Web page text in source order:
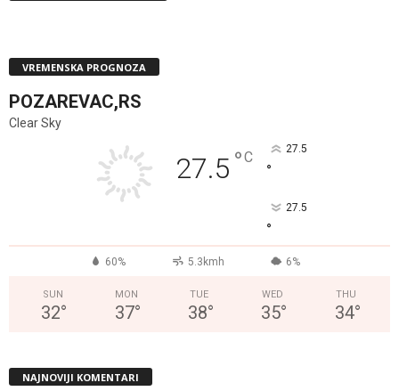
VREMENSKA PROGNOZA
POZAREVAC,RS
Clear Sky
27.5 °C 27.5
°
27.5
°
60% 5.3kmh 6%
SUN
32°
MON
37°
TUE
38°
WED
35°
THU
34°
NAJNOVIJI KOMENTARI